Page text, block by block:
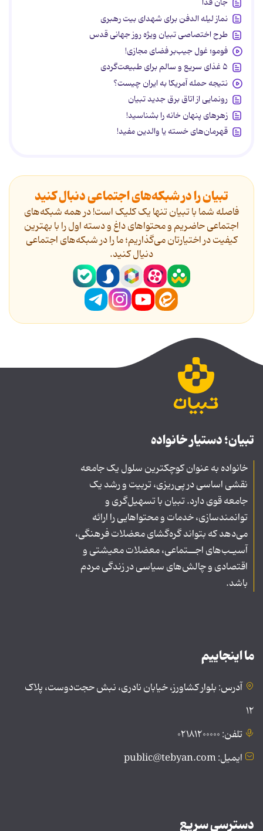
جان فدا
نماز لیله الدفن برای شهدای بیت رهبری
طرح اختصاصی تبیان ویژه روز جهانی قدس
فومو؛ غول جیب‌بر فضای مجازی!
۵ غذای سریع و سالم برای طبیعت‌گردی
نتیجه حمله آمریکا به ایران چیست؟
رونمایی از اتاق برق جدید تبیان
زهرهای پنهان خانه را بشناسید!
قهرمان‌های خسته یا والدین مفید!
تبیان را در شبکه‌های اجتماعی دنبال کنید
فاصله شما با تبیان تنها یک کلیک است! در همه شبکه‌های
اجتماعی حاضریم و محتواهای داغ و دسته اول را با بهترین
کیفیت در اختیارتان می‌گذاریم؛ ما را در شبکه‌های اجتماعی
دنیال کنید.
تبیان؛ دستیار خانواده
خانواده به عنوان کوچکترین سلول یک جامعه
نقشی اساسی در پی‌ریزی، تربیت و رشد یک
جامعه قوی دارد. تبیان با تسهیل‌گری و
توانمندسازی، خدمات و محتواهایی را ارائه
می‌دهد که بتواند گره‌گشای معضلات فرهنگی،
آسیـب‌های اجــتماعی، معضلات معیشتی و
اقتصادی و چالش‌های سیاسی در زندگی مردم
باشد.
ما اینجاییم
آدرس: بلوار کشاورز، خیابان نادری، نبش حجت‌دوست، پلاک
۱۲
تلفن: ۰۲۱۸۱۲۰۰۰۰۰
ایمیل: public@tebyan.com
دسترسی سریع